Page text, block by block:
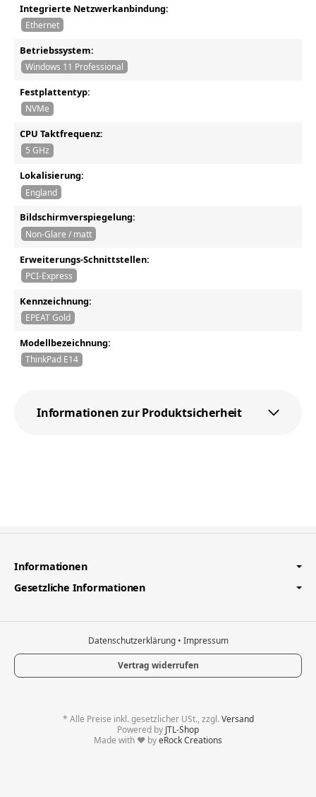
Integrierte Netzwerkanbindung:
Ethernet
Betriebssystem:
Windows 11 Professional
Festplattentyp:
NVMe
CPU Taktfrequenz:
5 GHz
Lokalisierung:
England
Bildschirmverspiegelung:
Non-Glare / matt
Erweiterungs-Schnittstellen:
PCI-Express
Kennzeichnung:
EPEAT Gold
Modellbezeichnung:
ThinkPad E14
Informationen zur Produktsicherheit
Informationen
Gesetzliche Informationen
Datenschutzerklärung • Impressum
Vertrag widerrufen
* Alle Preise inkl. gesetzlicher USt., zzgl.Versand
Powered by JTL-Shop
Made with ♥ byeRock Creations